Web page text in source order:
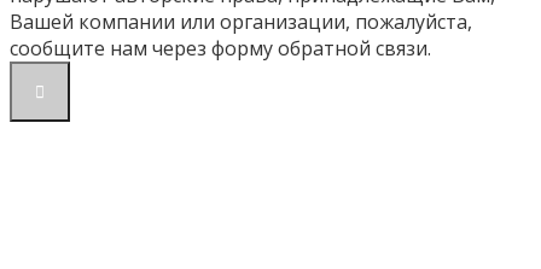
Вашей компании или организации, пожалуйста,
сообщите нам через форму обратной связи.